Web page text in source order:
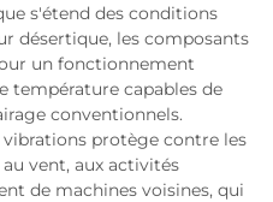
s'étend des conditions
désertique, les composants
un fonctionnement
température capables de
conventionnels.
protège contre les
vent, aux activités
de machines voisines, qui